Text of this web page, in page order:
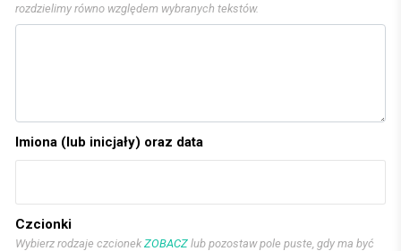
rozdzielimy równo względem wybranych tekstów.
Imiona (lub inicjały) oraz data
Czcionki
Wybierz rodzaje czcionek ZOBACZ lub pozostaw pole puste, gdy ma być